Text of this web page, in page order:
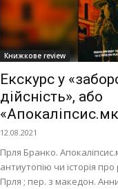
Книжкове review
Екскурс у
дійсність», або
12.08.2021
Прля Бранко.
антиутопію чи історія
Прля ; пер. з македон.